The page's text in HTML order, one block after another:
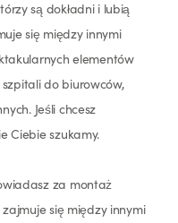
są dokładni i lubią
się między innymi
elementów
do biurowców,
Jeśli chcesz
Ciebie szukamy.
za montaż
się między innymi